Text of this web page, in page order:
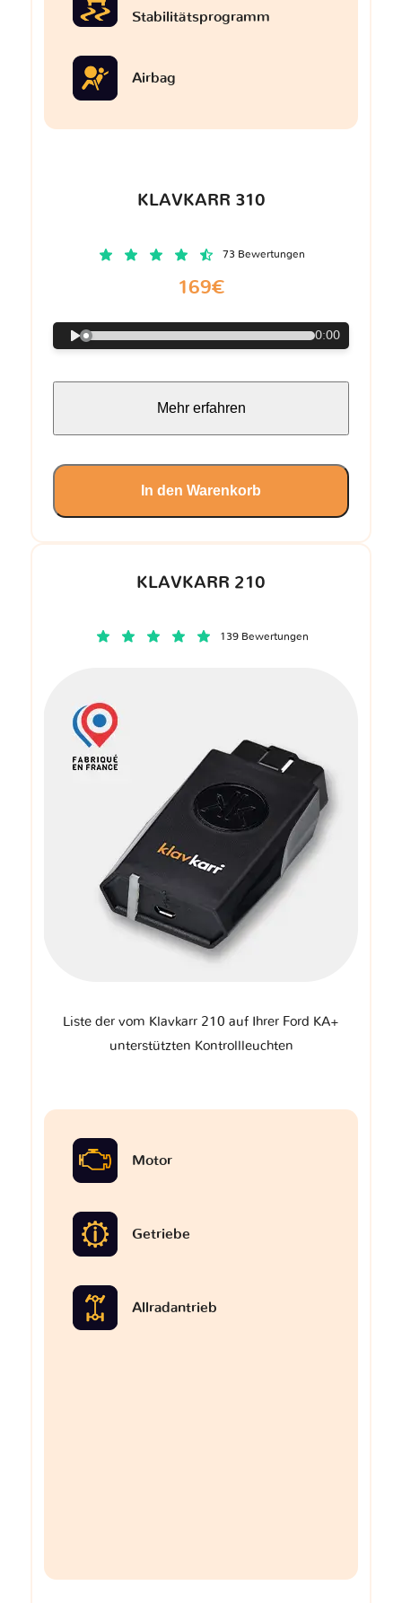
KLAVKARR 210
139 Bewertungen
Liste der vom Klavkarr 210 auf Ihrer Ford KA+
unterstützten Kontrollleuchten
Motor
Getriebe
Allradantrieb
Stabilitätsprogramm
Airbag
KLAVKARR 310
73 Bewertungen
169€
0:00
Mehr erfahren
In den Warenkorb